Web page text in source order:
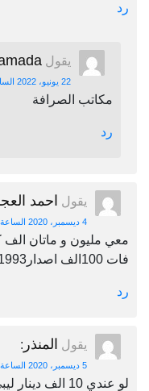
رد
يقول
22 يونيو، 2022 الساعة 2:48 م
مكاتب الصرافة
رد
يقول احمد
4 ديسمبر، 2020 الساعة 4:48 م
معي مليون و ماتان الف
فات 100الف اصدار1993موبيل رقم01226312609
رد
يقول المنذر :
5 ديسمبر، 2020 الساعة 4:24 م
لو عندي 10 الف دينار ليبي في مصر يعملو كام مصري